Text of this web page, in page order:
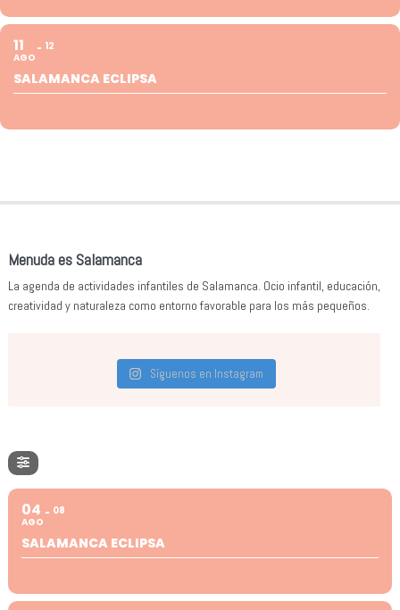
11
AGO
12
SALAMANCA ECLIPSA
Menuda es Salamanca
La agenda de actividades infantiles de Salamanca. Ocio infantil, educación,
creatividad y naturaleza como entorno favorable para los más pequeños.
Síguenos en Instagram
04
AGO
08
SALAMANCA ECLIPSA